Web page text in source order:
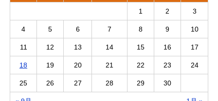
1 2 3
4 5 6 7 8 9 10
11 12 13 14 15 16 17
18 19 20 21 22 23 24
25 26 27 28 29 30